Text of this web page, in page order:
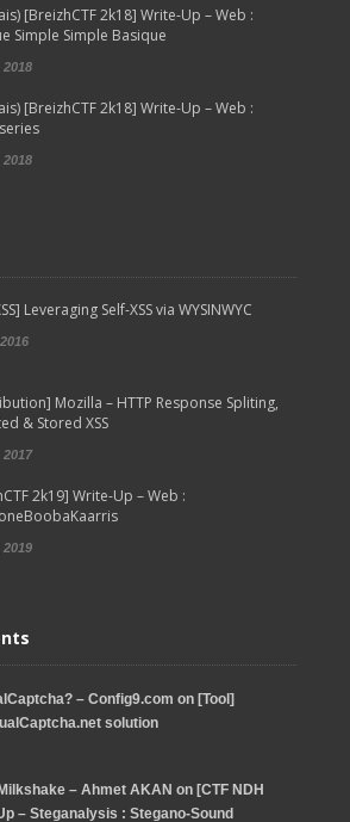
[BreizhCTF 2k18] Write-Up – Web :
Simple Simple Basique
2018
[BreizhCTF 2k18] Write-Up – Web :
2018
Leveraging Self-XSS via WYSINWYC
Mozilla – HTTP Response Spliting,
& Stored XSS
2017
2k19] Write-Up – Web :
2019
– Config9.com on [Tool]
solution
– Ahmet AKAN on [CTF NDH
– Steganalysis : Stegano-Sound